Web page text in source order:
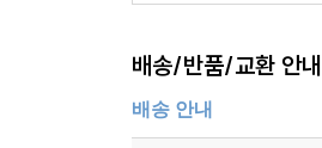
배송/반품/교환 안내
배송 안내